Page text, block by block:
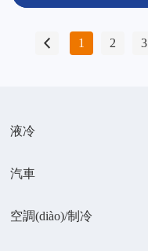
液冷
汽車
空調(diào)/制冷
1 2 3